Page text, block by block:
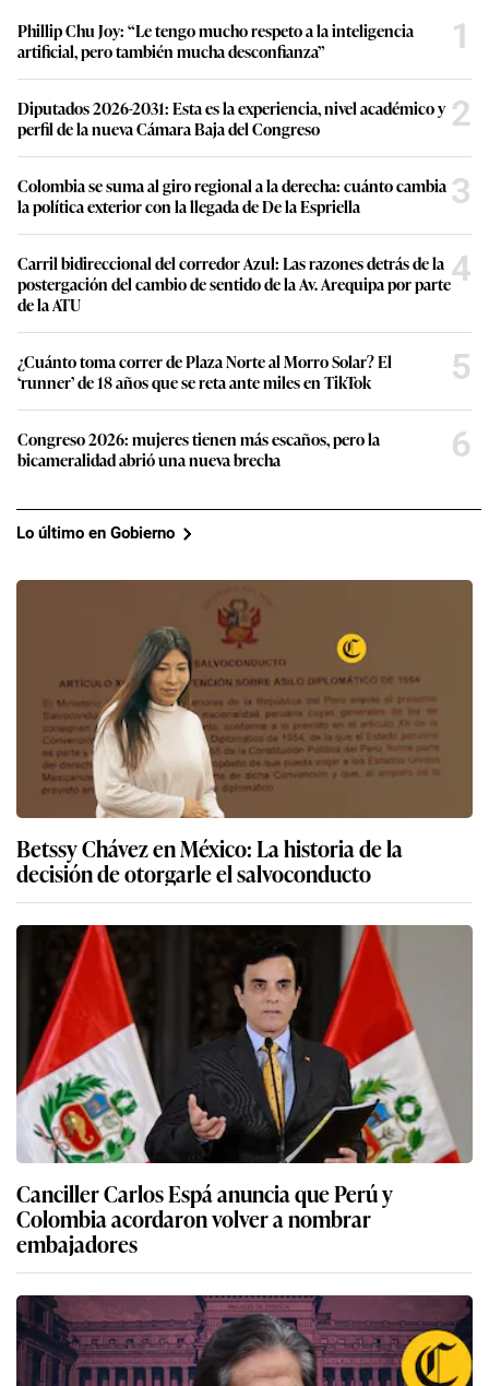
Phillip Chu Joy: “Le tengo mucho respeto a la inteligencia
artificial, pero también mucha desconfianza”
1
Diputados 2026-2031: Esta es la experiencia, nivel académico y
perfil de la nueva Cámara Baja del Congreso
2
Colombia se suma al giro regional a la derecha: cuánto cambia
la política exterior con la llegada de De la Espriella
3
Carril bidireccional del corredor Azul: Las razones detrás de la
postergación del cambio de sentido de la Av. Arequipa por parte
de la ATU
4
¿Cuánto toma correr de Plaza Norte al Morro Solar? El
‘runner’ de 18 años que se reta ante miles en TikTok
5
Congreso 2026: mujeres tienen más escaños, pero la
bicameralidad abrió una nueva brecha
6
Lo último en Gobierno
Betssy Chávez en México: La historia de la
decisión de otorgarle el salvoconducto
Canciller Carlos Espá anuncia que Perú y
Colombia acordaron volver a nombrar
embajadores